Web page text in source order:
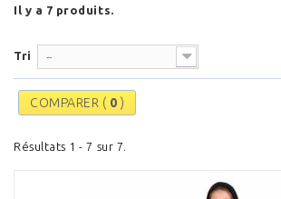
Il y a 7 produits.
Tri --
COMPARER ( 0 )
Résultats 1 - 7 sur 7.